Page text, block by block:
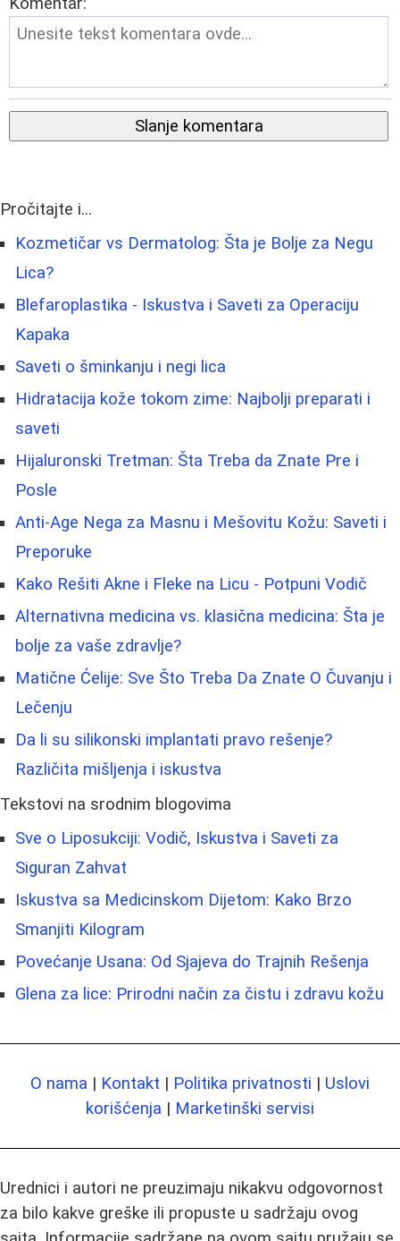
Slanje komentara
Pročitajte i...
Kozmetičar vs Dermatolog: Šta je Bolje za Negu
Lica?
Blefaroplastika - Iskustva i Saveti za Operaciju
Kapaka
Saveti o šminkanju i negi lica
Hidratacija kože tokom zime: Najbolji preparati i
saveti
Hijaluronski Tretman: Šta Treba da Znate Pre i
Posle
Anti-Age Nega za Masnu i Mešovitu Kožu: Saveti i
Preporuke
Kako Rešiti Akne i Fleke na Licu - Potpuni Vodič
Alternativna medicina vs. klasična medicina: Šta je
bolje za vaše zdravlje?
Matične Ćelije: Sve Što Treba Da Znate O Čuvanju i
Lečenju
Da li su silikonski implantati pravo rešenje?
Različita mišljenja i iskustva
Tekstovi na srodnim blogovima
Sve o Liposukciji: Vodič, Iskustva i Saveti za
Siguran Zahvat
Iskustva sa Medicinskom Dijetom: Kako Brzo
Smanjiti Kilogram
Povećanje Usana: Od Sjajeva do Trajnih Rešenja
Glena za lice: Prirodni način za čistu i zdravu kožu
O nama | Kontakt | Politika privatnosti | Uslovi
korišćenja | Marketinški servisi
Urednici i autori ne preuzimaju nikakvu odgovornost
za bilo kakve greške ili propuste u sadržaju ovog